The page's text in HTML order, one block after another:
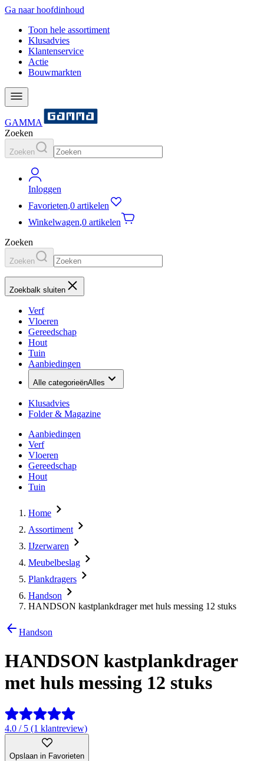
Ga naar hoofdinhoud
Toon hele assortiment
Klusadvies
Klantenservice
Actie
Bouwmarkten
GAMMA
Zoeken
Zoeken
Inloggen
Favorieten,0 artikelen
Winkelwagen,0 artikelen
Zoeken
Zoeken
Zoekbalk sluiten
Verf
Vloeren
Gereedschap
Hout
Tuin
Aanbiedingen
Alle categorieënAlles
Klusadvies
Folder & Magazine
Aanbiedingen
Verf
Vloeren
Gereedschap
Hout
Tuin
Home
Assortiment
IJzerwaren
Meubelbeslag
Plankdragers
Handson
HANDSON kastplankdrager met huls messing 12 stuks
Handson
HANDSON kastplankdrager
met huls messing 12 stuks
4.0 / 5 (1 klantreview)
Opslaan in Favorieten